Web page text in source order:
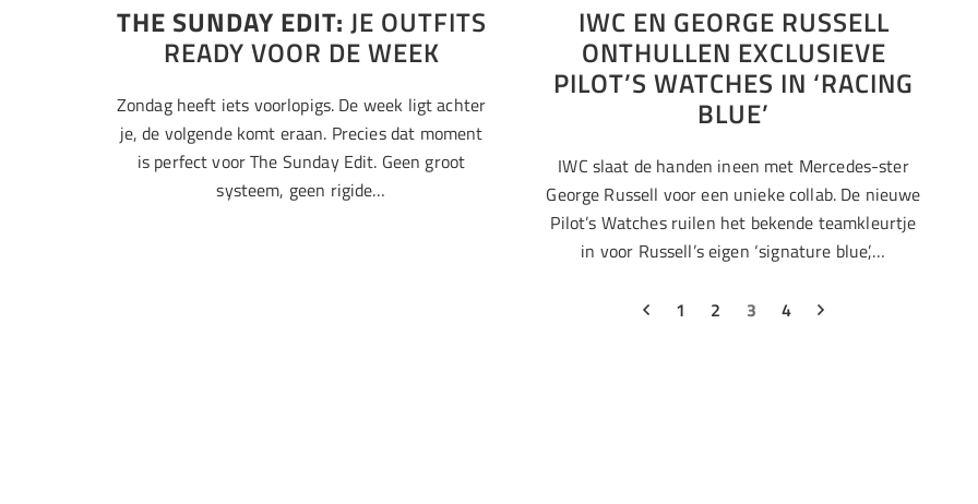
THE SUNDAY EDIT: JE OUTFITS
READY VOOR DE WEEK
Zondag heeft iets voorlopigs. De week ligt achter
je, de volgende komt eraan. Precies dat moment
is perfect voor The Sunday Edit. Geen groot
systeem, geen rigide…
IWC EN GEORGE RUSSELL
ONTHULLEN EXCLUSIEVE
PILOT’S WATCHES IN ‘RACING
BLUE’
IWC slaat de handen ineen met Mercedes-ster
George Russell voor een unieke collab. De nieuwe
Pilot’s Watches ruilen het bekende teamkleurtje
in voor Russell’s eigen ‘signature blue’,…
1 2 3 4